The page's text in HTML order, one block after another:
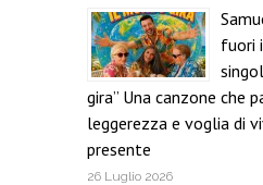
fuori
gira” Una canzone che
leggerezza e voglia di
presente
26 Luglio 2026